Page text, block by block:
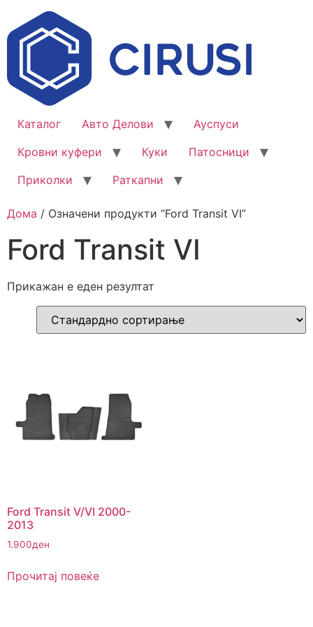
Каталог Авто Делови
Ауспуси
Кровни куфери
Куки
Патосници
Приколки
Раткапни
Дома / Означени продукти “Ford Transit VI”
Ford Transit VI
Прикажан е еден резултат
Ford Transit V/VI 2000-
2013
1.900ден
Прочитај повеќе